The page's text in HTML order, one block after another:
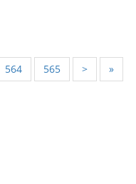
564 565 > »